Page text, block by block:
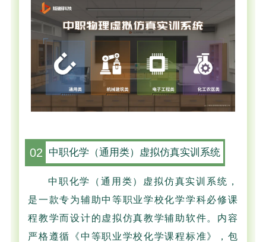
02 中职化学（通用类）虚拟仿真实训系统
中职化学（通用类）虚拟仿真实训系统，
是一款专为辅助中等职业学校化学学科必修课
程教学而设计的虚拟仿真教学辅助软件。内容
严格遵循《中等职业学校化学课程标准》，包